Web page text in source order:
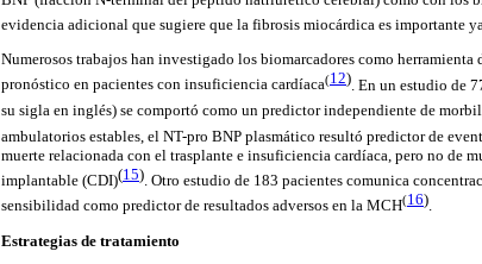
evidencia adicional que sugiere que la fibrosis miocárdica es importante
Numerosos trabajos han investigado los biomarcadores como herramienta
pronóstico en pacientes con insuficiencia cardíaca(12) En un estudio de
su sigla en inglés) se comportó como un predictorindependiente de
ambulatorios estables, el NT-pro BNP plasmático resultó predictorde
muerte relacionada con el trasplante e insuficiencia cardíaca , pero no de
implantable (CDI)(15) Otro estudio de 183 pacientes comunica
sensibilidad como predictorde resultados adversos en la MCH(16).
Estrategias de tratamiento